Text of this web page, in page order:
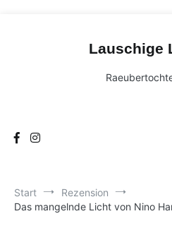
Lauschige
Start
Rezension
Das mangelnde Licht von Nino